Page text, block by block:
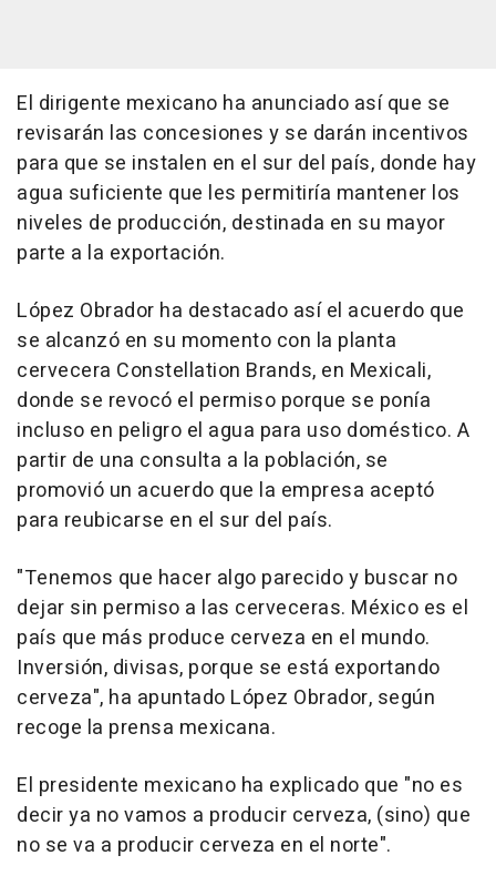
El dirigente mexicano ha anunciado así que se
revisarán las concesiones y se darán incentivos
para que se instalen en el sur del país, donde hay
agua suficiente que les permitiría mantener los
niveles de producción, destinada en su mayor
parte a la exportación.
López Obrador ha destacado así el acuerdo que
se alcanzó en su momento con la planta
cervecera Constellation Brands, en Mexicali,
donde se revocó el permiso porque se ponía
incluso en peligro el agua para uso doméstico. A
partir de una consulta a la población, se
promovió un acuerdo que la empresa aceptó
para reubicarse en el sur del país.
"Tenemos que hacer algo parecido y buscar no
dejar sin permiso a las cerveceras. México es el
país que más produce cerveza en el mundo.
Inversión, divisas, porque se está exportando
cerveza", ha apuntado López Obrador, según
recoge la prensa mexicana.
El presidente mexicano ha explicado que "no es
decir ya no vamos a producir cerveza, (sino) que
no se va a producir cerveza en el norte".